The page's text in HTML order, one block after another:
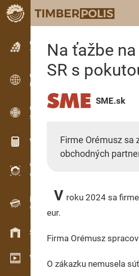
Classifieds
Text classifieds
Classifieds
International classifieds
OPTI-TIMB
Sawing patterns
Wood calculators
WoodProfi
Wood volume with AI
Recorder
Wood inventory in the field
Stock management
Video showroom
Na ťažbe
SR s
SME.sk
Firme Orémusz sa
obchodných
V roku 2024 sa
eur.
Firma Orémusz
O zákazku nemusela